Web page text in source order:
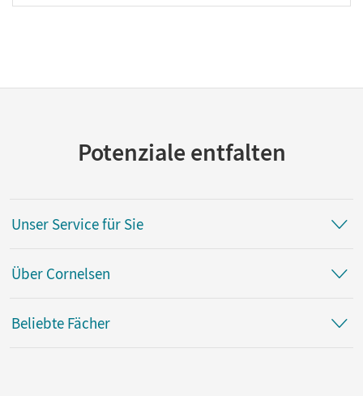
Potenziale entfalten
Unser Service für Sie
Über Cornelsen
Beliebte Fächer